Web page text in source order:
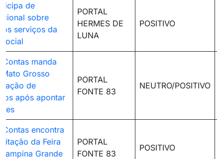
de
sobre
serviços da
PORTAL
HERMES DE
LUNA
POSITIVO
manda
Grosso
de
após apontar
PORTAL
FONTE 83
NEUTRO/POSITIVO
encontra
da Feira
Grande
PORTAL
FONTE 83
POSITIVO